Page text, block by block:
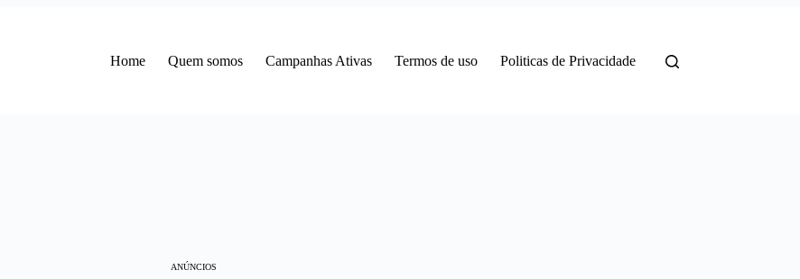
Home Quem somos Campanhas Ativas Termos de uso Politicas de Privacidade
ANÚNCIOS